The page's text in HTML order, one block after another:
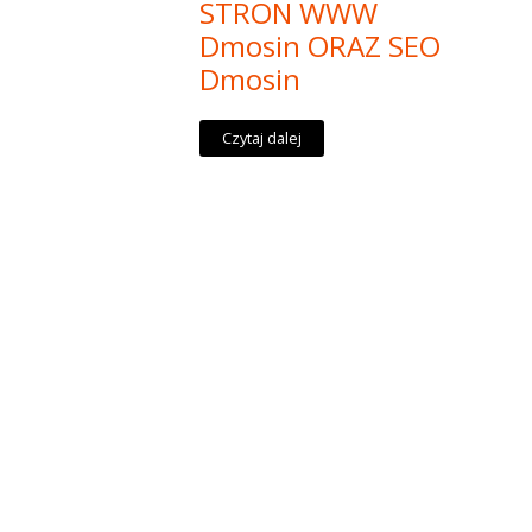
STRON WWW
Dmosin ORAZ SEO
Dmosin
Czytaj dalej